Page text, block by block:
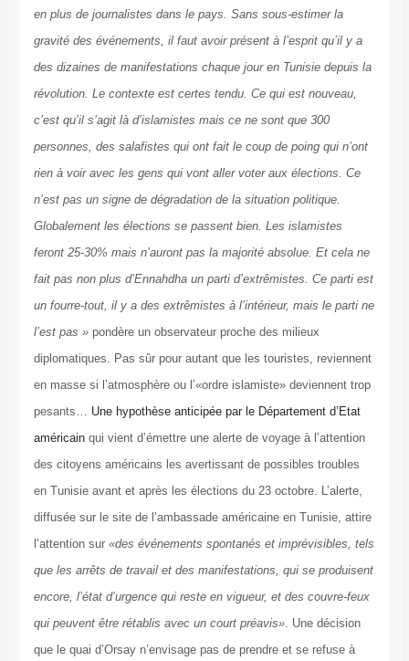
en plus de journalistes dans le pays. Sans sous-estimer la
gravité des événements, il faut avoir présent à l’esprit qu’il y a
des dizaines de manifestations chaque jour en Tunisie depuis la
révolution. Le contexte est certes tendu. Ce qui est nouveau,
c’est qu’il s’agit là d’islamistes mais ce ne sont que 300
personnes, des salafistes qui ont fait le coup de poing qui n’ont
rien à voir avec les gens qui vont aller voter aux élections. Ce
n’est pas un signe de dégradation de la situation politique.
Globalement les élections se passent bien. Les islamistes
feront 25-30% mais n’auront pas la majorité absolue. Et cela ne
fait pas non plus d’Ennahdha un parti d’extrêmistes. Ce parti est
un fourre-tout, il y a des extrêmistes à l’intérieur, mais le parti ne
l’est pas »pondère un observateur proche des milieux
diplomatiques. Pas sûr pour autant que les touristes, reviennent
en masse si l’atmosphère ou l’«ordre islamiste» deviennent trop
pesants… Une hypothèse anticipée par le Département d’Etat
américainqui vient d’émettre une alerte de voyage à l’attention
des citoyens américains les avertissant de possibles troubles
en Tunisie avant et après les élections du 23 octobre. L’alerte,
diffusée sur le site de l’ambassade américaine en Tunisie, attire
l’attention sur «des événements spontanés et imprévisibles, tels
que les arrêts de travail et des manifestations, qui se produisent
encore, l’état d’urgence qui reste en vigueur, et des couvre-feux
qui peuvent être rétablis avec un court préavis». Une décision
que le quai d’Orsay n’envisage pas de prendre et se refuse à